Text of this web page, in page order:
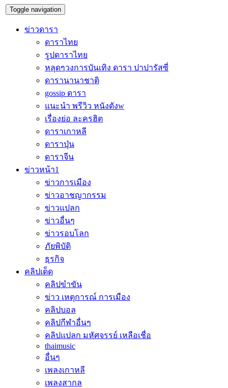
Toggle navigation
ข่าวดารา
ดาราไทย
รูปดาราไทย
หลุดๆวงการบันเทิง ดารา ปาปารัสซี่
ดารานานาชาติ
gossip ดารา
แนะนำ พรีวิว หนังดังw
เรื่องย่อ ละครฮิต
ดาราเกาหลี
ดาราปุ่น
ดาราจีน
ข่าวหน้า1
ข่าวการเมือง
ข่าวอาชญากรรม
ข่าวแปลก
ข่าวอื่นๆ
ข่าวรอบโลก
ภัยพิบัติ
ธุรกิจ
คลิปเด็ด
คลิปขำขัน
ข่าว เหตุการณ์ การเมือง
คลิปบอล
คลิปกีฬาอื่นๆ
คลิปแปลก มหัศจรรย์ เหลือเชื่อ
thaimusic
อื่นๆ
เพลงเกาหลี
เพลงสากล